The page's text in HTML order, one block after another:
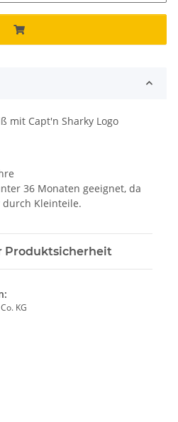
mit Capt'n Sharky Logo
36 Monaten geeignet, da
durch Kleinteile.
Produktsicherheit
KG